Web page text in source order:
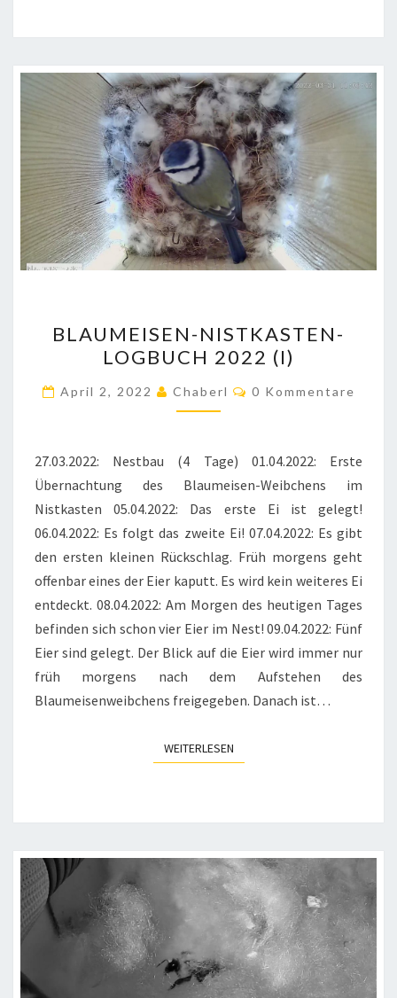
NISTKASTEN-
LOGBUCH
2022
(I)
BLAUMEISEN-NISTKASTEN-
LOGBUCH 2022 (I)
April 2, 2022 Chaberl Kommentare
0 Kommentare
27.03.2022: Nestbau (4 Tage) 01.04.2022: Erste
Übernachtung des Blaumeisen-Weibchens im
Nistkasten 05.04.2022: Das erste Ei ist gelegt!
06.04.2022: Es folgt das zweite Ei! 07.04.2022: Es gibt
den ersten kleinen Rückschlag. Früh morgens geht
offenbar eines der Eier kaputt. Es wird kein weiteres Ei
entdeckt. 08.04.2022: Am Morgen des heutigen Tages
befinden sich schon vier Eier im Nest! 09.04.2022: Fünf
Eier sind gelegt. Der Blick auf die Eier wird immer nur
früh morgens nach dem Aufstehen des
Blaumeisenweibchens freigegeben. Danach ist…
WEITERLESENWEITERLESEN